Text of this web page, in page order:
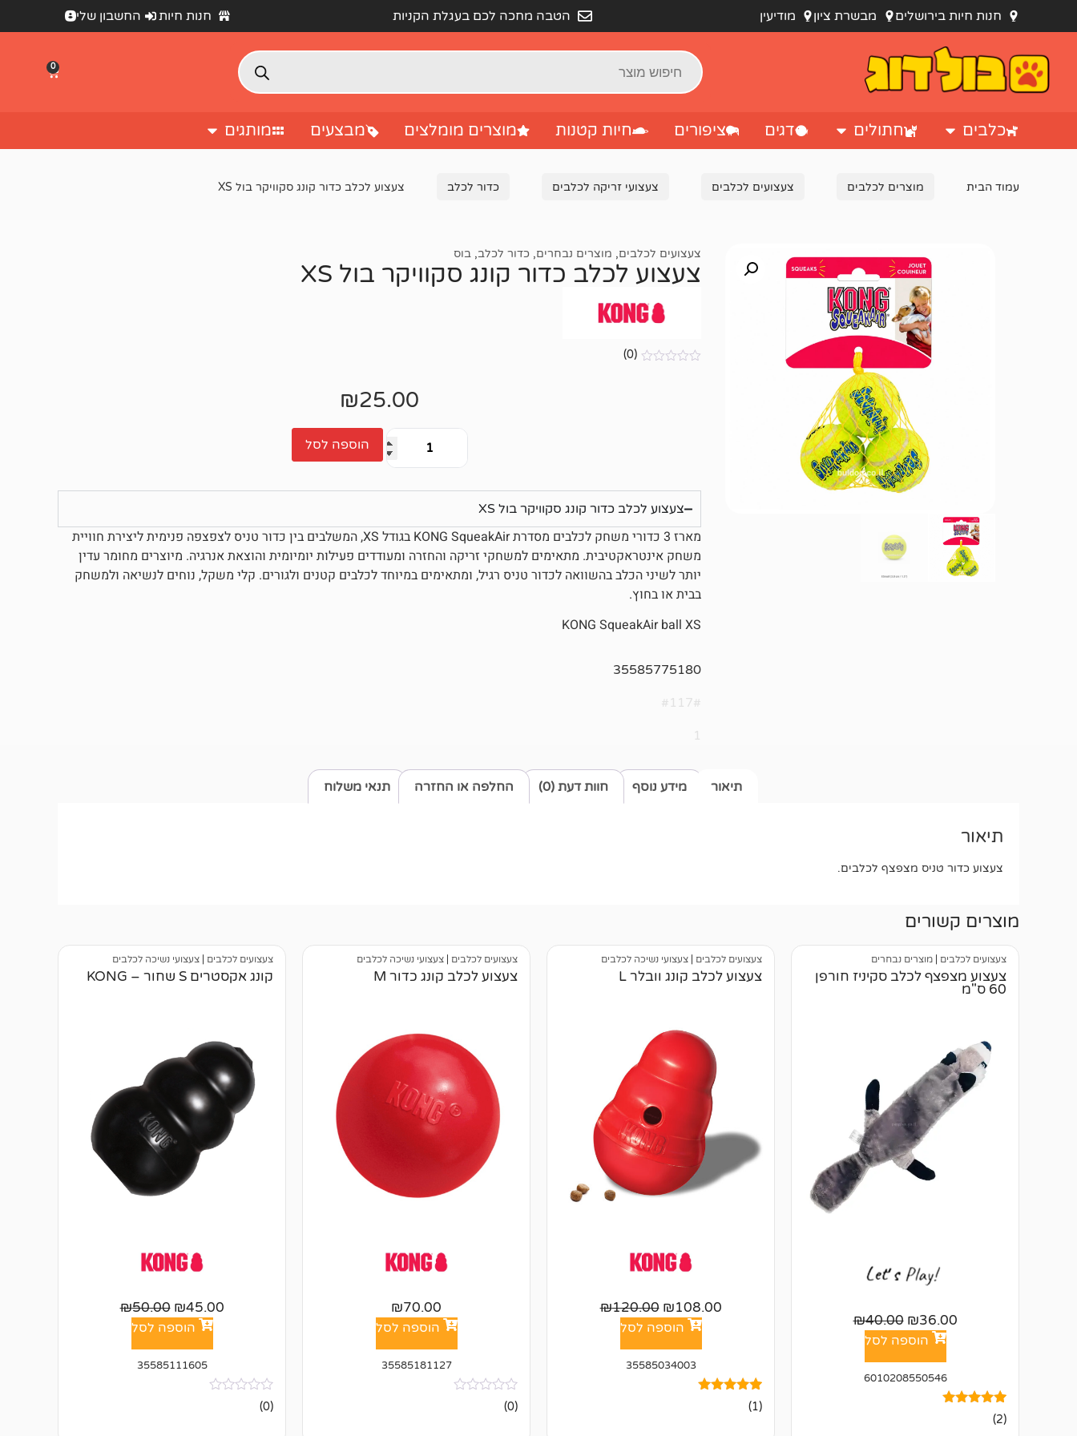
חנות חיות בירושלים מבשרת ציון מודיעין הטבה מחכה לכם בעגלת הקניות חנות חיות החשבון שלי
0
כלבים חתולים דגים ציפורים חיות קטנות מוצרים מומלצים מבצעים מותגים
עמוד הבית מוצרים לכלבים צעצועים לכלבים צעצועי זריקה לכלבים כדור לכלב צעצוע לכלב כדור קונג סקוויקר בול XS
צעצועים לכלבים, מוצרים נבחרים, כדור לכלב, בוס
צעצוע לכלב כדור קונג סקוויקר בול XS
(0)
₪25.00
הוספה לסל
צעצוע לכלב כדור קונג סקוויקר בול XS
מארז 3 כדורי משחק לכלבים מסדרת KONG SqueakAir בגודל XS, המשלבים בין כדור טניס לצפצפה פנימית ליצירת חוויית
משחק אינטראקטיבית. מתאימים למשחקי זריקה והחזרה ומעודדים פעילות יומיומית והוצאת אנרגיה. מיוצרים מחומר עדין
יותר לשיני הכלב בהשוואה לכדור טניס רגיל, ומתאימים במיוחד לכלבים קטנים ולגורים. קלי משקל, נוחים לנשיאה ולמשחק
בבית או בחוץ.
KONG SqueakAir ball XS
35585775180
#117#
1
תיאור מידע נוסף תנאי משלוח חוות דעת (0) החלפה או החזרה
תיאור
צעצוע כדור טניס מצפצף לכלבים.
מוצרים קשורים
צעצועים לכלבים | מוצרים נבחרים
צעצוע מצפצף לכלב סקיניז חורפן
60 ס"מ
₪36.00
₪40.00
הוספה לסל
6010208550546
מדורגים
5.00
2(2)
צעצועים לכלבים | צעצועי נשיכה לכלבים
צעצוע לכלב קונג וובלר L
₪108.00
₪120.00
הוספה לסל
35585034003
מדורג
5.00
1(1)
צעצועים לכלבים | צעצועי נשיכה לכלבים
צעצוע לכלב קונג כדור M
₪70.00
הוספה לסל
35585181127
אין
ביקורות
(0)
צעצועים לכלבים | צעצועי נשיכה לכלבים
קונג אקסטרים S שחור – KONG
₪45.00
₪50.00
הוספה לסל
35585111605
אין
ביקורות
(0)